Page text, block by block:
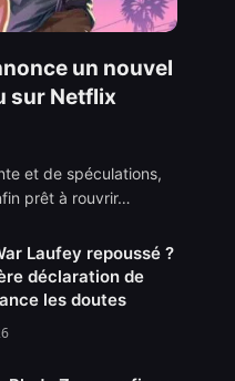
un nouvel
sur Netflix
et de spéculations,
prêt à rouvrir…
Laufey repoussé ?
déclaration de
les doutes